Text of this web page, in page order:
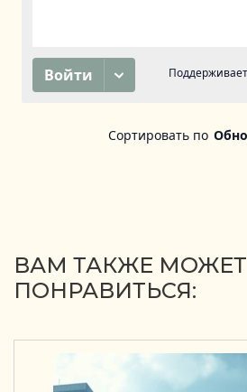
ВАМ ТАКЖЕ МОЖЕТ
ПОНРАВИТЬСЯ: